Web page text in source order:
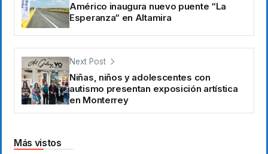
Américo inaugura nuevo puente “La
Esperanza“ en Altamira
Next Post
Niñas, niños y adolescentes con
autismo presentan exposición artística
en Monterrey
Más vistos